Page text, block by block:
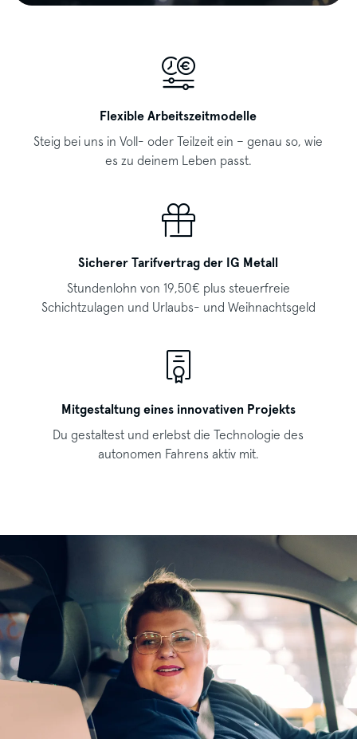
Flexible Arbeitszeitmodelle
Steig bei uns in Voll- oder Teilzeit ein – genau so, wie
es zu deinem Leben passt.
Sicherer Tarifvertrag der IG Metall
Stundenlohn von 19,50€ plus steuerfreie
Schichtzulagen und Urlaubs- und Weihnachtsgeld
Mitgestaltung eines innovativen Projekts
Du gestaltest und erlebst die Technologie des
autonomen Fahrens aktiv mit.